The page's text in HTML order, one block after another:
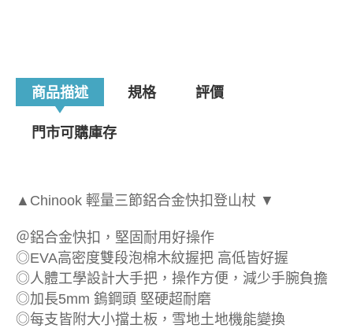
商品描述 規格 評價
門市可購庫存
▲Chinook 輕量三節鋁合金快扣登山杖 ▼
＠鋁合金快扣，堅固耐用好操作
◎EVA高密度雙段泡棉木紋握把​ 高低皆好握
◎人體工學設計大手把，操作方便，減少手腕負擔
◎加長5mm 鎢鋼頭 堅硬超耐磨
◎每支皆附大小擋土板，雪地土地機能變換